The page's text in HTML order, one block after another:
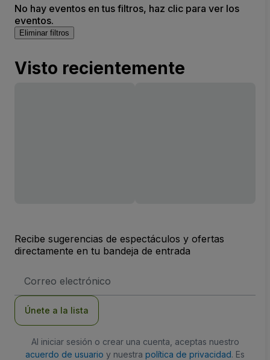
No hay eventos en tus filtros, haz clic para ver los
eventos.
Eliminar filtros
Visto recientemente
Recibe sugerencias de espectáculos y ofertas
directamente en tu bandeja de entrada
de
Únete a la lista
Al iniciar sesión o crear una cuenta, aceptas nuestro
acuerdo de usuario y nuestra política de privacidad. Es